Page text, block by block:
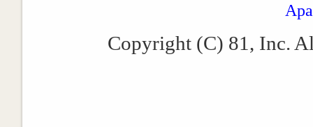
Copyright (C) 81, Inc.